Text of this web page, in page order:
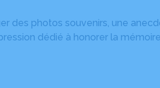
des photos souvenirs, une
dédié à honorer la